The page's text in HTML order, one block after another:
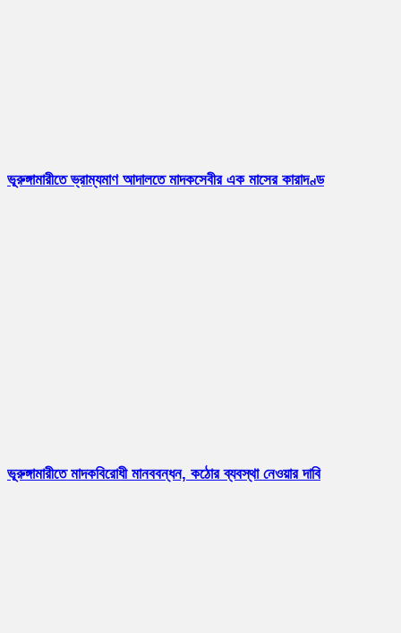
ভূরুঙ্গামারীতে ভ্রাম্যমাণ আদালতে মাদকসেবীর এক মাসের কারাদণ্ড
ভূরুঙ্গামারীতে মাদকবিরোধী মানববন্ধন, কঠোর ব্যবস্থা নেওয়ার দাবি